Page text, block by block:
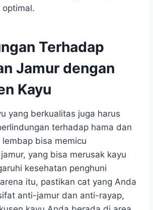
optimal.
Terhadap
Jamur dengan
Kayu
yang berkualitas juga harus
terhadap hama dan
lembap bisa memicu
yang bisa merusak kayu
kesehatan penghuni
itu, pastikan cat yang Anda
anti-jamur dan anti-rayap,